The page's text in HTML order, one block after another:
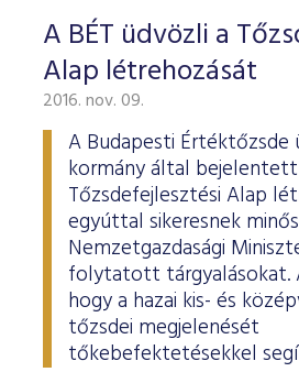
A BÉT üdvözli a
Alap létrehozását
2016. nov. 09.
A Budapesti Értéktőzsde
kormány által
Tőzsdefejlesztési Alap
egyúttal sikeresnek
Nemzetgazdasági
folytatott tárgyalásokat.
hogy a hazai kis- és
tőzsdei megjelenését
tőkebefektetésekkel